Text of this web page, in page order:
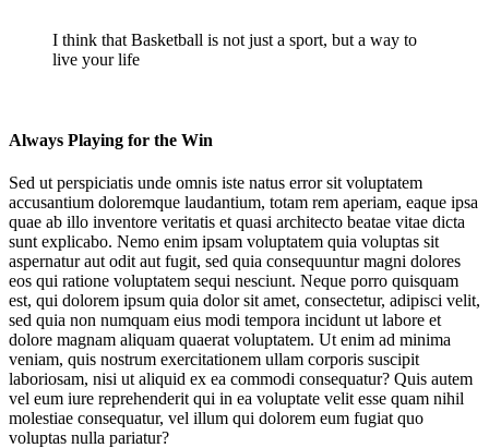
I think that Basketball is not just a sport, but a way to
live your life
Always Playing for the Win
Sed ut perspiciatis unde omnis iste natus error sit voluptatem
accusantium doloremque laudantium, totam rem aperiam, eaque ipsa
quae ab illo inventore veritatis et quasi architecto beatae vitae dicta
sunt explicabo. Nemo enim ipsam voluptatem quia voluptas sit
aspernatur aut odit aut fugit, sed quia consequuntur magni dolores
eos qui ratione voluptatem sequi nesciunt. Neque porro quisquam
est, qui dolorem ipsum quia dolor sit amet, consectetur, adipisci velit,
sed quia non numquam eius modi tempora incidunt ut labore et
dolore magnam aliquam quaerat voluptatem. Ut enim ad minima
veniam, quis nostrum exercitationem ullam corporis suscipit
laboriosam, nisi ut aliquid ex ea commodi consequatur? Quis autem
vel eum iure reprehenderit qui in ea voluptate velit esse quam nihil
molestiae consequatur, vel illum qui dolorem eum fugiat quo
voluptas nulla pariatur?